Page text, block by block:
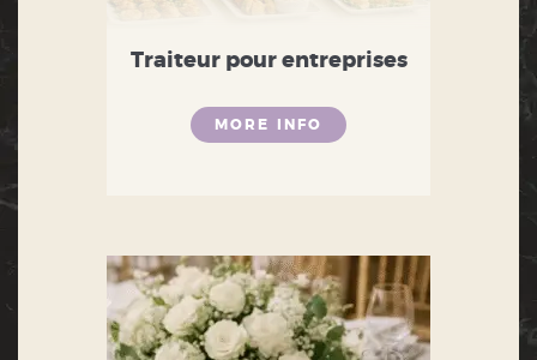
Traiteur pour entreprises
MORE INFO